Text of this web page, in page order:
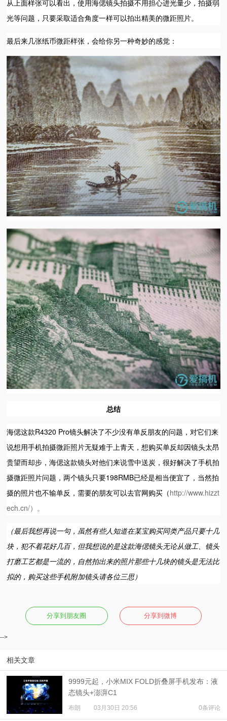
从上面样张可以看出，使用海偲镜头拍摄不用担心进光量少，拍摄弱
光等问题，只要采取适合角度一样可以拍出精美的微距照片。
最后来几张纸币微距样张，会给你另一种奇妙的感觉：
总结
海偲这款R4320 Pro镜头解决了不少没有单反朋友的问题，对它们来
说想用手机拍摄微距照片无疑难于上青天，想购买单反却因镜头太昂
贵望而却步，海偲这款镜头对他们来说雪中送炭，很好解决了手机拍
摄微距照片问题，两个镜头只要198RMB已经是相当便宜了，当然拍
摄的照片也不输单反，需要的朋友可以去官网购买（http://www.hizzt
ech.cn/）。
（最后我想再说一句，虽然有些人知道在某宝购买同类产品只要十几
块，犯不着花好几百，但我想说的是这款海偲镜头无论从做工、镜头
打磨工艺都是一流的，自然拍出来的照片那些十几块的镜头是无法比
拟的，购买这些手机附加镜头请各位三思）
分享到朋友圈 分享到微博
-->
相关文章
9999元起，小米MIX FOLD折叠屏手机发布：液
态镜头+澎湃C1
布朗 03月30日 20:56 0条评论